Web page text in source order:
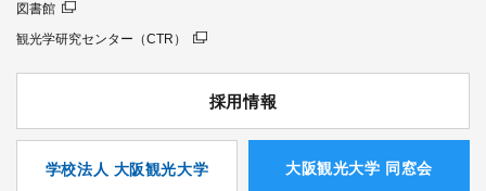
図書館
観光学研究センター（CTR）
採用情報
学校法人 大阪観光大学 ⼤阪観光⼤学 同窓会